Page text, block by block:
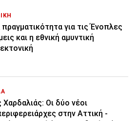
πραγματικότητα για τις Ένοπλες
και η εθνική αμυντική
Χαρδαλιάς: Οι δύο νέοι
στην Αττική -